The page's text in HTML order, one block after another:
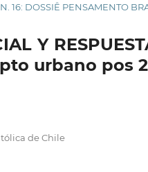
16: DOSSIÊ PENSAMENTO
Y
urbano pos
de Chile